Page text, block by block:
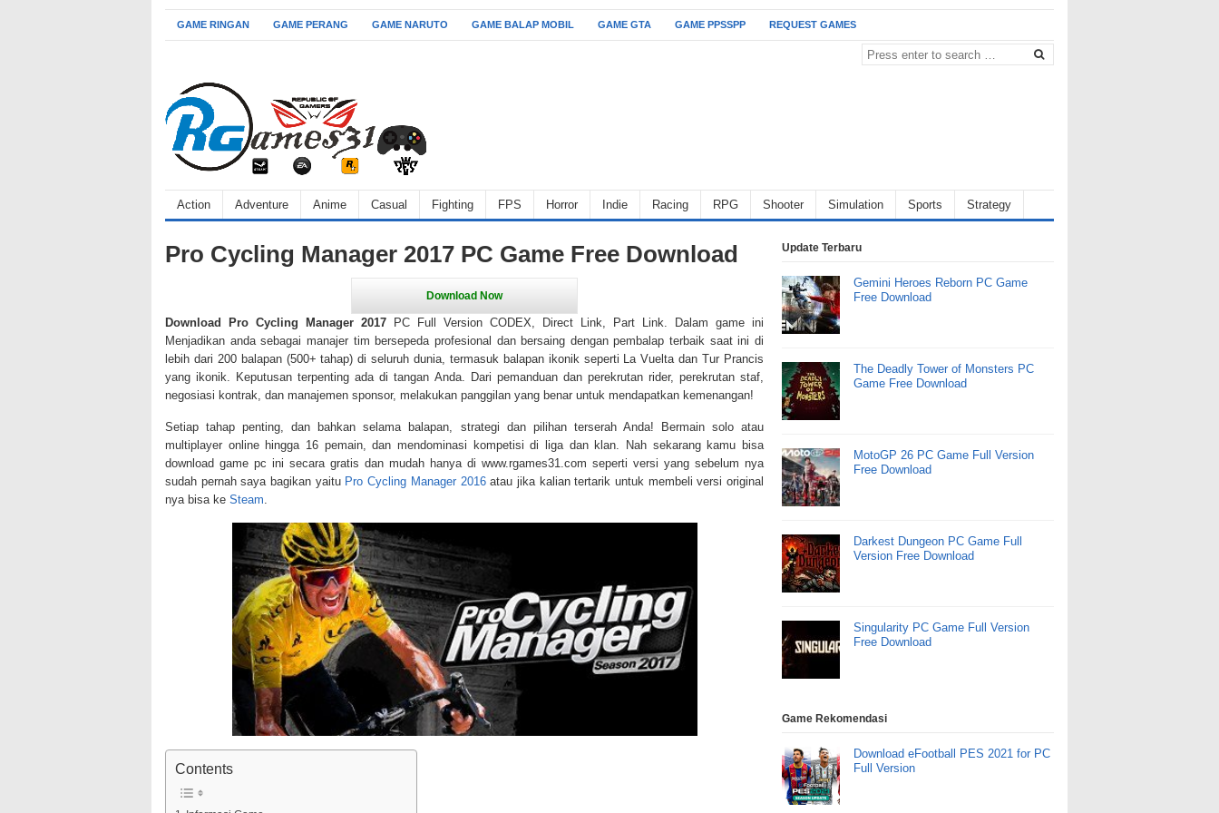
GAME RINGAN GAME PERANG GAME NARUTO GAME BALAP MOBIL GAME GTA GAME PPSSPP REQUEST GAMES
Action Adventure Anime Casual Fighting FPS Horror Indie Racing RPG Shooter Simulation Sports Strategy
Pro Cycling Manager 2017 PC Game Free Download
Download Pro Cycling Manager 2017 PC Full Version CODEX, Direct Link, Part Link. Dalam game ini
Menjadikan anda sebagai manajer tim bersepeda profesional dan bersaing dengan pembalap terbaik saat ini di
lebih dari 200 balapan (500+ tahap) di seluruh dunia, termasuk balapan ikonik seperti La Vuelta dan Tur Prancis
yang ikonik. Keputusan terpenting ada di tangan Anda. Dari pemanduan dan perekrutan rider, perekrutan staf,
negosiasi kontrak, dan manajemen sponsor, melakukan panggilan yang benar untuk mendapatkan kemenangan!
Setiap tahap penting, dan bahkan selama balapan, strategi dan pilihan terserah Anda! Bermain solo atau
multiplayer online hingga 16 pemain, dan mendominasi kompetisi di liga dan klan. Nah sekarang kamu bisa
download game pc ini secara gratis dan mudah hanya di www.rgames31.com seperti versi yang sebelum nya
sudah pernah saya bagikan yaitu Pro Cycling Manager 2016atau jika kalian tertarik untuk membeli versi original
nya bisa ke Steam.
Contents
Update Terbaru
Gemini Heroes Reborn PC Game
Free Download
The Deadly Tower of Monsters PC
Game Free Download
MotoGP 26 PC Game Full Version
Free Download
Darkest Dungeon PC Game Full
Version Free Download
Singularity PC Game Full Version
Free Download
Game Rekomendasi
Download eFootball PES 2021 for PC
Full Version